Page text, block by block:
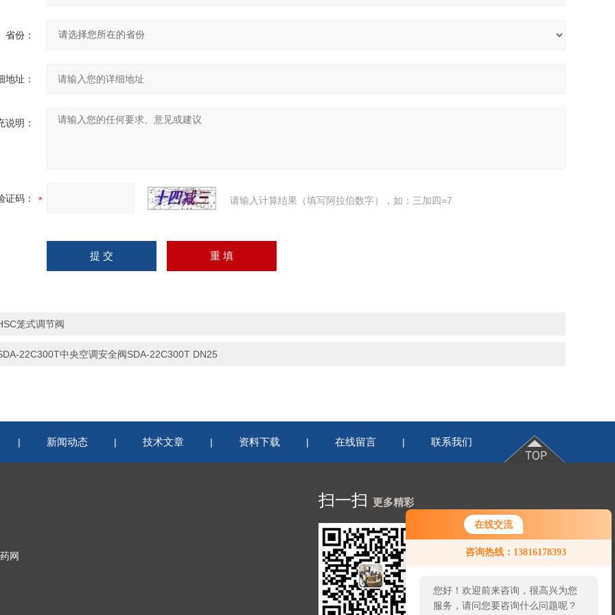
在线交流
咨询热线：13816178393
您好！欢迎前来咨询，很高兴为您
服务，请问您要咨询什么问题呢？
省份：
地址：
说明：
证码： 请输入计算结果（填写阿拉伯数字），如：三加四=7
笼式调节阀
22C300T中央空调安全阀SDA-22C300T DN25
| 新闻动态 | 技术文章 | 资料下载 | 在线留言 | 联系我们
网
扫一扫 更多精彩